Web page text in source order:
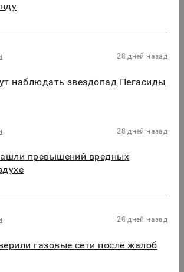
28 дней назад
наблюдать звездопад Пегасиды
28 дней назад
превышений вредных
28 дней назад
газовые сети после жалоб